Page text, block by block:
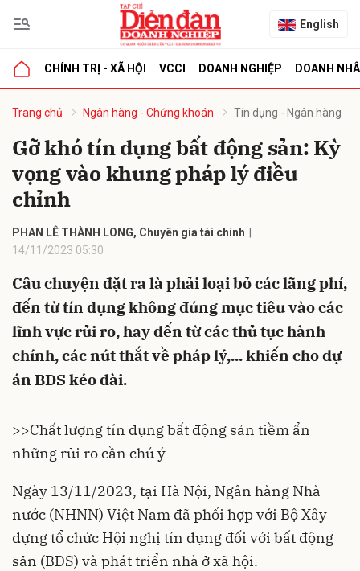
English
CHÍNH TRỊ - XÃ HỘI VCCI DOANH NGHIỆP DOANH
Trang chủ Ngân hàng - Chứng khoán Tín dụng - Ngân hàng
Gỡ khó tín dụng bất động sản: Kỳ
vọng vào khung pháp lý điều
chỉnh
PHAN LÊ THÀNH LONG, Chuyên gia tài chính
14/11/2023 05:30
Câu chuyện đặt ra là phải loại bỏ các lãng phí,
đến từ tín dụng không đúng mục tiêu vào các
lĩnh vực rủi ro, hay đến từ các thủ tục hành
chính, các nút thắt về pháp lý,... khiến cho dự
án BĐS kéo dài.
>>Chất lượng tín dụng bất động sản tiềm ẩn
những rủi ro cần chú ý
Ngày 13/11/2023, tại Hà Nội, Ngân hàng Nhà
nước (NHNN) Việt Nam đã phối hợp với Bộ Xây
dựng tổ chức Hội nghị tín dụng đối với bất động
sản (BĐS) và phát triển nhà ở xã hội.
luận